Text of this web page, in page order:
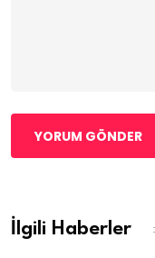
YORUM GÖNDER
İlgili Haberler